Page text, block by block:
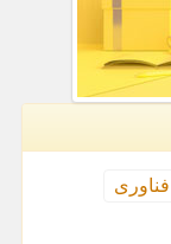
فناوری